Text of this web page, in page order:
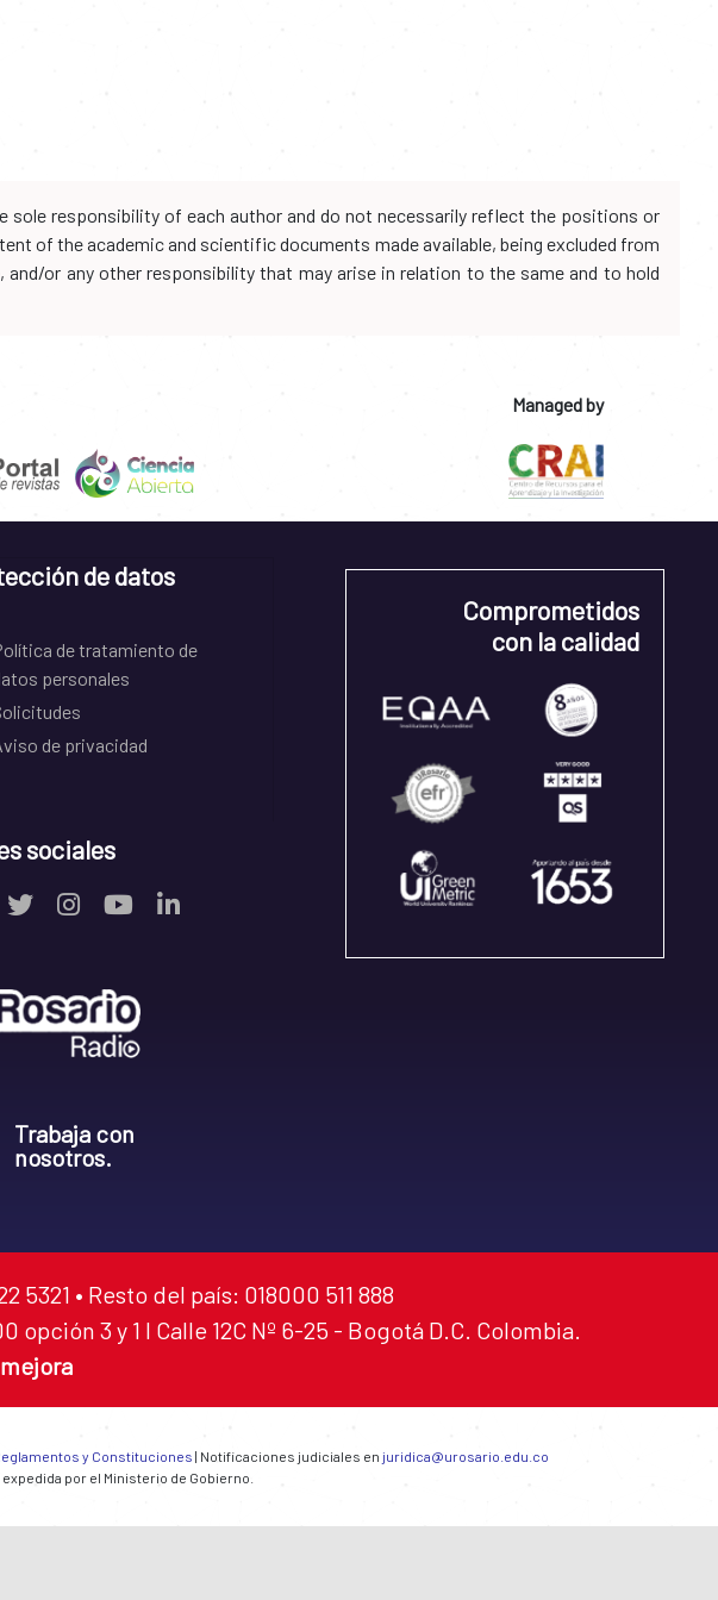
sole responsibility of each author and do not necessarily reflect the positions or
of the academic and scientific documents made available, being excluded from
or any other responsibility that may arise in relation to the same and to hold
Managed by
de datos
de tratamiento de
personales
de privacidad
sociales
Trabaja con
nosotros.
Comprometidos
con la calidad
• Resto del país: 018000 511 888
3 y 1 I Calle 12C Nº 6-25 - Bogotá D.C. Colombia.
y Constituciones | Notificaciones judiciales en juridica@urosario.edu.co
por el Ministerio de Gobierno.